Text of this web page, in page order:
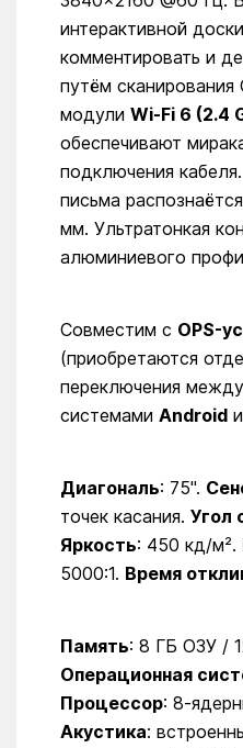
интерактивной
комментировать и
путём
модули Wi-Fi 6 (2.4
обеспечивают
подключения
письма
мм. Ультратонкая
алюминиевого
Совместим с OPS-
(приобретаются
переключения
системами Android и
Диагональ: 75".
точек касания. Угол
Яркость: 450 кд/м².
5000:1. Время
Память: 8 ГБ ОЗУ /
Операционная
Процессор: 8-
Акустика: